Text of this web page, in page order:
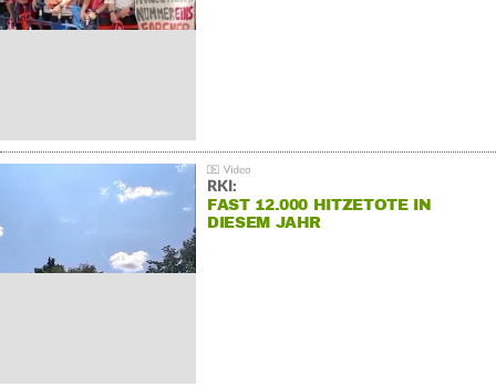
RKI:
FAST 12.000 HITZETOTE IN
DIESEM JAHR